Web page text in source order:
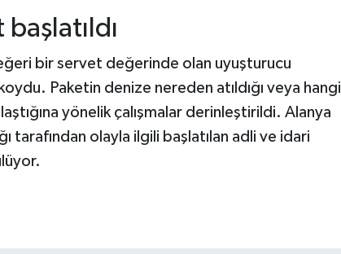
bir servet değerinde olan uyuşturucu
Paketin denize nereden atıldığı veya hangi
yönelik çalışmalar derinleştirildi. Alanya
tarafından olayla ilgili başlatılan adli ve idari